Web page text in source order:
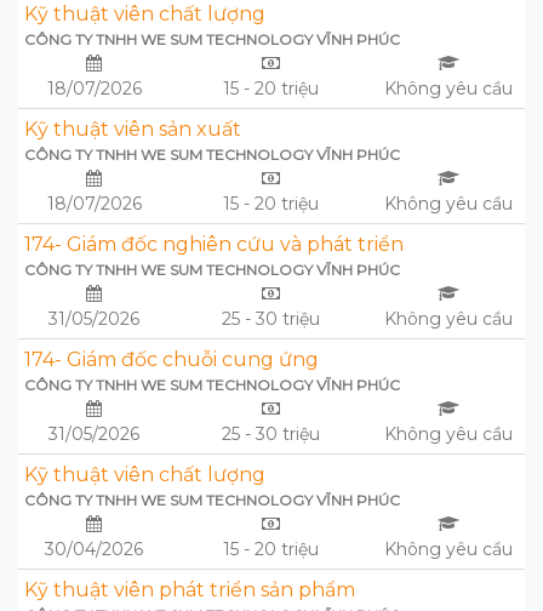
Kỹ thuật viên chất lượng
CÔNG TY TNHH WE SUM TECHNOLOGY VĨNH PHÚC
18/07/2026 15 - 20 triệu Không yêu cầu
Kỹ thuật viên sản xuất
CÔNG TY TNHH WE SUM TECHNOLOGY VĨNH PHÚC
18/07/2026 15 - 20 triệu Không yêu cầu
174- Giám đốc nghiên cứu và phát triển
CÔNG TY TNHH WE SUM TECHNOLOGY VĨNH PHÚC
31/05/2026 25 - 30 triệu Không yêu cầu
174- Giám đốc chuỗi cung ứng
CÔNG TY TNHH WE SUM TECHNOLOGY VĨNH PHÚC
31/05/2026 25 - 30 triệu Không yêu cầu
Kỹ thuật viên chất lượng
CÔNG TY TNHH WE SUM TECHNOLOGY VĨNH PHÚC
30/04/2026 15 - 20 triệu Không yêu cầu
Kỹ thuật viên phát triển sản phẩm